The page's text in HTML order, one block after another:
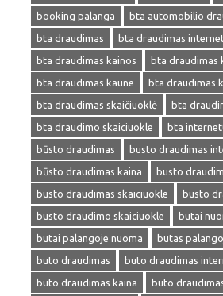
booking palanga
bta automobilio
bta draudimas
bta draudimas
bta draudimas kainos
bta draudimas
bta draudimas kaune
bta draudimas
bta draudimas skaičiuoklė
bta
bta draudimo skaiciuokle
bta
būsto draudimas
busto draudimas
būsto draudimas kaina
busto
busto draudimas skaiciuokle
busto
busto draudimo skaiciuokle
butai
butai palangoje nuoma
butas
buto draudimas
buto draudimas
buto draudimas kaina
buto